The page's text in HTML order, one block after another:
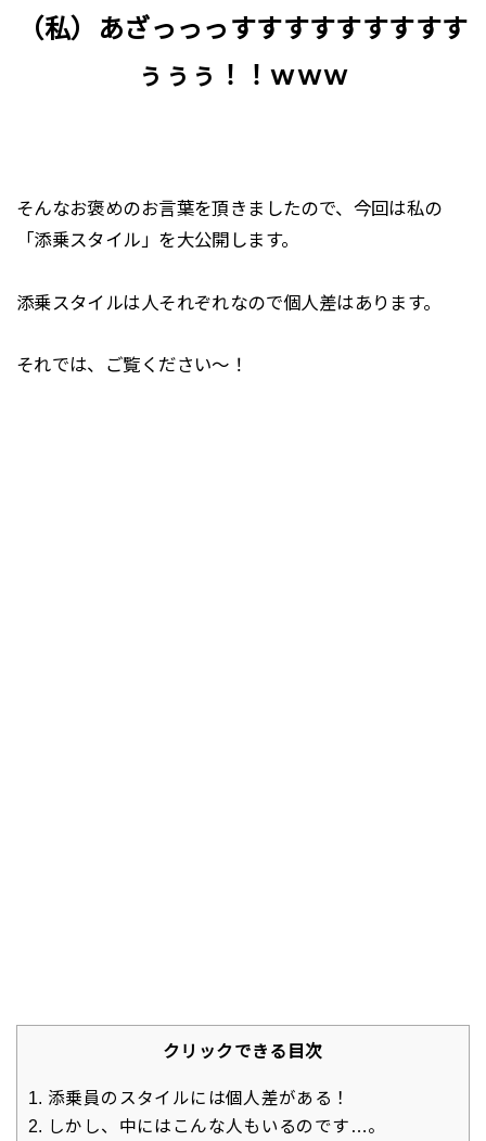
（私）あざっっっすすすすすすすすす
ぅぅぅ！！ｗｗｗ
そんなお褒めのお言葉を頂きましたので、今回は私の
「添乗スタイル」を大公開します。
添乗スタイルは人それぞれなので個人差はあります。
それでは、ご覧ください～！
クリックできる目次
1. 添乗員のスタイルには個人差がある！
2. しかし、中にはこんな人もいるのです…。